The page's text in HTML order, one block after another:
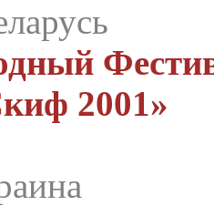
2001»